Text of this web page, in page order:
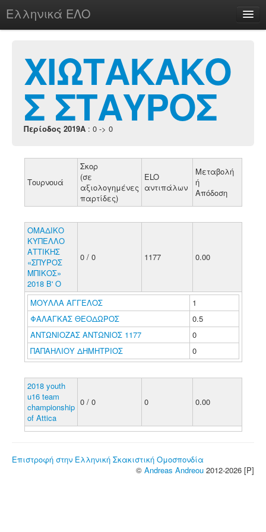
Ελληνικά ΕΛΟ
chesstu.be @ discord
Login
ΧΙΩΤΑΚΑΚΟ
Σ ΣΤΑΥΡΟΣ
Περίοδος 2019A : 0 -> 0
Τουρνουά
Σκορ
(σε
αξιολογημένες
παρτίδες)
ELO
αντιπάλων
Μεταβολή
ή
Απόδοση
ΟΜΑΔΙΚΟ
ΚΥΠΕΛΛΟ
ΑΤΤΙΚΗΣ
«ΣΠΥΡΟΣ
ΜΠΙΚΟΣ»
2018 Β' Ο
0 / 0 1177 0.00
ΜΟΥΛΛΑ ΑΓΓΕΛΟΣ
1
ΦΑΛΑΓΚΑΣ ΘΕΟΔΩΡΟΣ
0.5
ΑΝΤΩΝΙΟΖΑΣ ΑΝΤΩΝΙΟΣ 1177
0
ΠΑΠΑΗΛΙΟΥ ΔΗΜΗΤΡΙΟΣ
0
2018 youth
u16 team
championship
of Attica
0 / 0 0 0.00
Επιστροφή στην Ελληνική Σκακιστική Ομοσπονδία
© Andreas Andreou 2012-2026 [P]